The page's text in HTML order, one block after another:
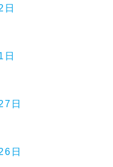
日
日